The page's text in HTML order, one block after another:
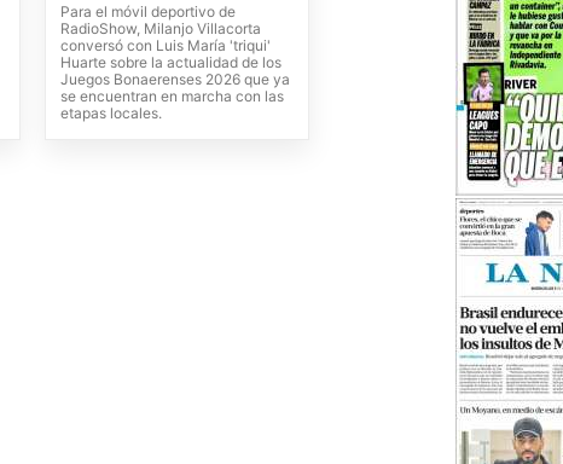
Para el móvil deportivo de
RadioShow, Milanjo Villacorta
conversó con Luis María 'triqui'
Huarte sobre la actualidad de los
Juegos Bonaerenses 2026 que ya
se encuentran en marcha con las
etapas locales.